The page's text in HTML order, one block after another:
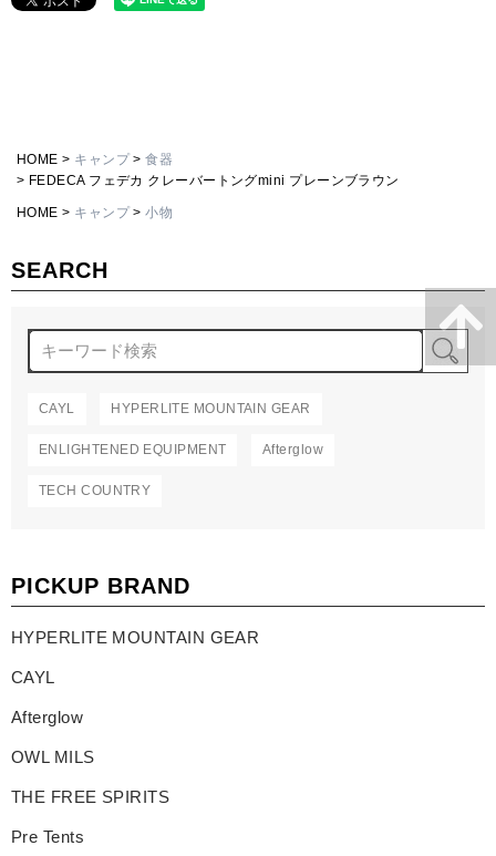
SEARCH
CAYL HYPERLITE MOUNTAIN GEAR
ENLIGHTENED EQUIPMENT Afterglow
TECH COUNTRY
PICKUP BRAND
HYPERLITE MOUNTAIN GEAR
CAYL
Afterglow
OWL MILS
THE FREE SPIRITS
Pre Tents
HOME キャンプ
食器
FEDECA フェデカ クレーバートングmini プレーンブラウン
HOME キャンプ 小物